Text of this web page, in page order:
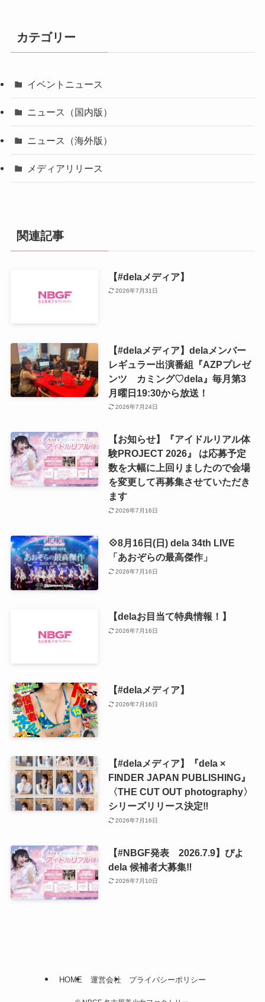
カテゴリー
イベントニュース
ニュース（国内版）
ニュース（海外版）
メディアリリース
関連記事
【#delaメディア】
2026年7月31日
【#delaメディア】delaメンバー
レギュラー出演番組『AZPプレゼ
ンツ カミング♡dela』毎月第3
月曜日19:30から放送！
2026年7月24日
【お知らせ】『アイドルリアル体
験PROJECT 2026』 は応募予定
数を大幅に上回りましたので会場
を変更して再募集させていただき
ます
2026年7月16日
💠8月16日(日) dela 34th LIVE
「あおぞらの最高傑作」
2026年7月16日
【delaお目当て特典情報！】
2026年7月16日
【#delaメディア】
2026年7月16日
【#delaメディア】『dela ×
FINDER JAPAN PUBLISHING』
〈THE CUT OUT photography〉
シリーズリリース決定‼️
2026年7月16日
【#NBGF発表 2026.7.9】ぴよ
dela 候補者大募集‼️
2026年7月10日
HOME 運営会社 プライバシーポリシー